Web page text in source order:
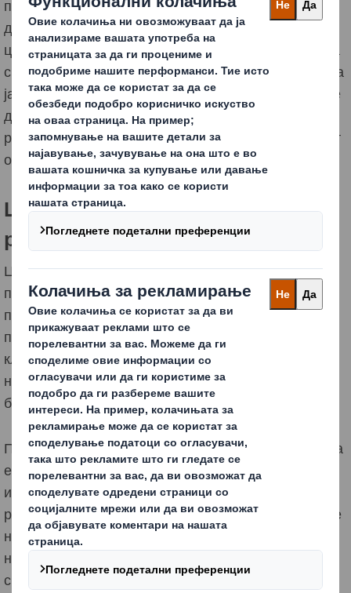
повеќе од кога било мора да ги приспособат своите
деловни модели, со цел да ги интегрираат
циркуларните принципи низ целиот нивен синџир на
снабдување. Со овие принципи, бизнисите можат да
ја извлечат максималната вредност од производите
додека се во употреба, а потоа да ги обноват и
регенерираат производите и материјалите на крајот
од секој животен век на истите.
Што можете да направите во
рамките на вашиот бизнис
Циркуларната економија не носи само еколошки
придобивки, таа има и долготрајни финансиски
предности. Од намалување на трошоците за
производство до освојување и задржување на нови
клиенти. Но, светот нема да стане одржлив преку
ноќ. Треба да се менуваме чекор по чекор, бизнис по
бизнис, генерација по генерација.
Постои широк спектар на иницијативи за циркуларна
економија кои организациите можат да ги
интегрираат. Откривме дека иако одржливото
размислување и соработка се клучни за забрзување
на транзицијата, сепак секоја организација треба да
најде што најдобро функционира за нивните
специфични околности.